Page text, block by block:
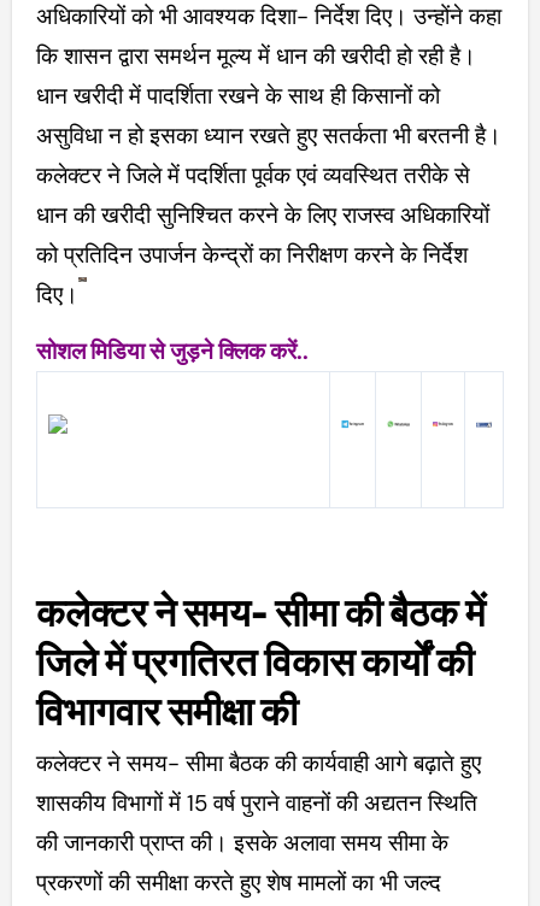
अधिकारियों को भी आवश्यक दिशा- निर्देश दिए। उन्होंने कहा
कि शासन द्वारा समर्थन मूल्य में धान की खरीदी हो रही है।
धान खरीदी में पादर्शिता रखने के साथ ही किसानों को
असुविधा न हो इसका ध्यान रखते हुए सतर्कता भी बरतनी है।
कलेक्टर ने जिले में पदर्शिता पूर्वक एवं व्यवस्थित तरीके से
धान की खरीदी सुनिश्चित करने के लिए राजस्व अधिकारियों
को प्रतिदिन उपार्जन केन्द्रों का निरीक्षण करने के निर्देश
दिए।
सोशल मिडिया से जुड़ने क्लिक करें..
कलेक्टर ने समय- सीमा की बैठक में
जिले में प्रगतिरत विकास कार्यों की
विभागवार समीक्षा की
कलेक्टर ने समय- सीमा बैठक की कार्यवाही आगे बढ़ाते हुए
शासकीय विभागों में 15 वर्ष पुराने वाहनों की अद्यतन स्थिति
की जानकारी प्राप्त की। इसके अलावा समय सीमा के
प्रकरणों की समीक्षा करते हुए शेष मामलों का भी जल्द